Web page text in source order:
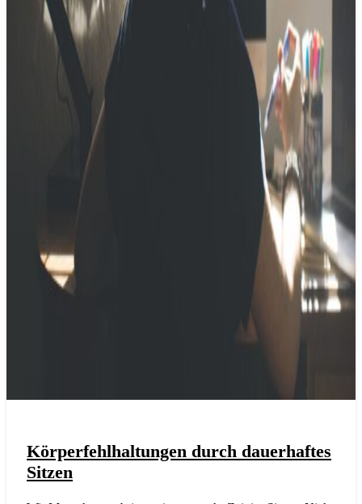
Körperfehlhaltungen durch dauerhaftes
Sitzen